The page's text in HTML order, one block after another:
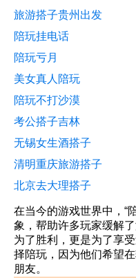
旅游搭子贵州出发
陪玩挂电话
陪玩亏月
美女真人陪玩
陪玩不打沙漠
考公搭子吉林
无锡女生酒搭子
清明重庆旅游搭子
北京去大理搭子
在当今的游戏世界中，“
象，帮助许多玩家缓解
为了胜利，更是为了享
择陪玩，因为他们希望
朋友。